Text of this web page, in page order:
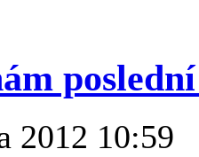
2012 10:59